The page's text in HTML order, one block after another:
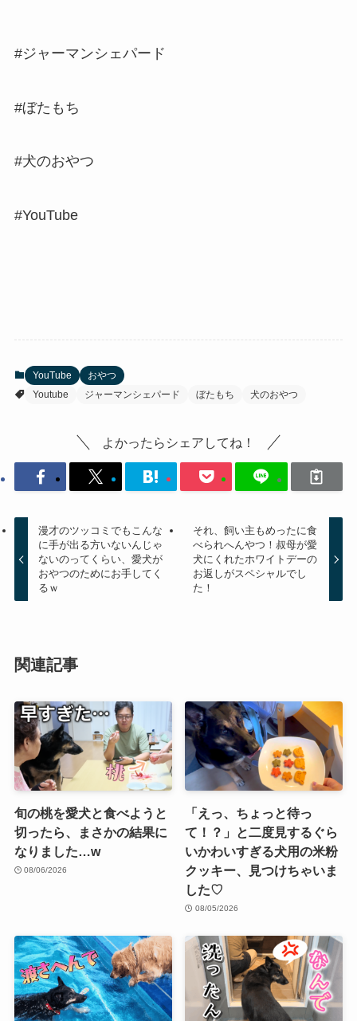
#ジャーマンシェパード
#ぼたもち
#犬のおやつ
#YouTube
YouTube
おやつ
Youtube
ジャーマンシェパード ぼたもち 犬のおやつ
よかったらシェアしてね！
漫才のツッコミでもこんな
に手が出る方いないんじゃ
ないのってくらい、愛犬が
おやつのためにお手してく
るｗ
それ、飼い主もめったに食
べられへんやつ！叔母が愛
犬にくれたホワイトデーの
お返しがスペシャルでし
た！
関連記事
旬の桃を愛犬と食べようと
切ったら、まさかの結果に
なりました…w
08/06/2026
「えっ、ちょっと待っ
て！？」と二度見するぐら
いかわいすぎる犬用の米粉
クッキー、見つけちゃいま
した♡
08/05/2026